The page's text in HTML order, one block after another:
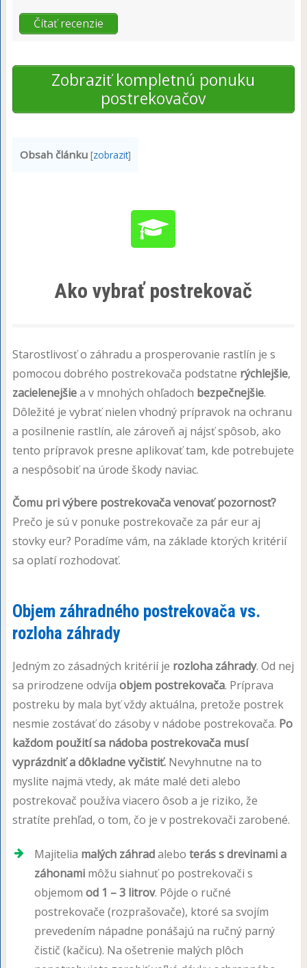
Čítať recenzie
Zobraziť kompletnú ponuku
postrekovačov
Obsah článku [zobrazit]
Ako vybrať postrekovač
Starostlivosť o záhradu a prosperovanie rastlín je s
pomocou dobrého postrekovača podstatne rýchlejšie,
zacielenejšiea v mnohých ohľadoch bezpečnejšie.
Dôležité je vybrať nielen vhodný prípravok na ochranu
a posilnenie rastlín, ale zároveň aj nájsť spôsob, ako
tento prípravok presne aplikovať tam, kde potrebujete
a nespôsobiť na úrode škody naviac.
Čomu pri výbere postrekovača venovať pozornosť?
Prečo je sú v ponuke postrekovače za pár eur aj
stovky eur? Poradíme vám, na základe ktorých kritérií
sa oplatí rozhodovať.
Objem záhradného postrekovača vs.
rozloha záhrady
Jedným zo zásadných kritérií je rozloha záhrady. Od nej
sa prirodzene odvíja objem postrekovača. Príprava
postreku by mala byť vždy aktuálna, pretože postrek
nesmie zostávať do zásoby v nádobe postrekovača. Po
každom použití sa nádoba postrekovača musí
vyprázdniť a dôkladne vyčistiť.Nevyhnutne na to
myslite najmä vtedy, ak máte malé deti alebo
postrekovač používa viacero ôsob a je riziko, že
stratíte prehľad, o tom, čo je v postrekovači zarobené.
Majitelia malých záhradalebo terás s drevinami a
záhonamimôžu siahnuť po postrekovači s
objemom od 1 – 3 litrov. Pôjde o ručné
postrekovače (rozprašovače), ktoré sa svojím
prevedením nápadne ponášajú na ručný parný
čistič (kačicu). Na ošetrenie malých plôch